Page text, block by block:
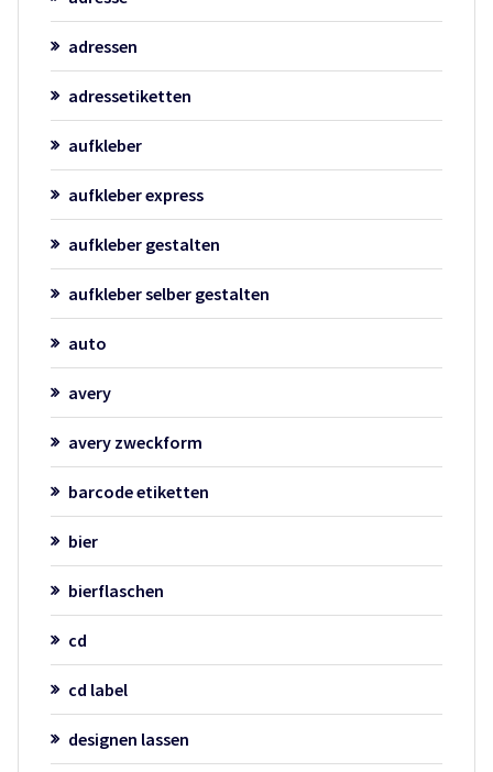
adressen
adressetiketten
aufkleber
aufkleber express
aufkleber gestalten
aufkleber selber gestalten
auto
avery
avery zweckform
barcode etiketten
bier
bierflaschen
cd
cd label
designen lassen